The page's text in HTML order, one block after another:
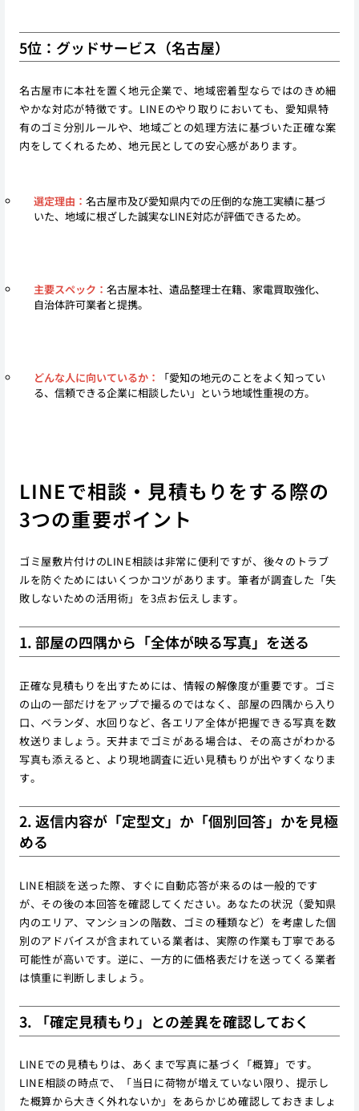
5位：グッドサービス（名古屋）
名古屋市に本社を置く地元企業で、地域密着型ならではのきめ細
やかな対応が特徴です。LINEのやり取りにおいても、愛知県特
有のゴミ分別ルールや、地域ごとの処理方法に基づいた正確な案
内をしてくれるため、地元民としての安心感があります。
選定理由： 名古屋市及び愛知県内での圧倒的な施工実績に基づ
いた、地域に根ざした誠実なLINE対応が評価できるため。
主要スペック： 名古屋本社、遺品整理士在籍、家電買取強化、
自治体許可業者と提携。
どんな人に向いているか：
「愛知の地元のことをよく知ってい
る、信頼できる企業に相談したい」という地域性重視の方。
LINEで相談・見積もりをする際の
3つの重要ポイント
ゴミ屋敷片付けのLINE相談は非常に便利ですが、後々のトラブ
ルを防ぐためにはいくつかコツがあります。筆者が調査した「失
敗しないための活用術」を3点お伝えします。
1. 部屋の四隅から「全体が映る写真」を送る
正確な見積もりを出すためには、情報の解像度が重要です。ゴミ
の山の一部だけをアップで撮るのではなく、部屋の四隅から入り
口、ベランダ、水回りなど、各エリア全体が把握できる写真を数
枚送りましょう。天井までゴミがある場合は、その高さがわかる
写真も添えると、より現地調査に近い見積もりが出やすくなりま
す。
2. 返信内容が「定型文」か「個別回答」かを見極
める
LINE相談を送った際、すぐに自動応答が来るのは一般的です
が、その後の本回答を確認してください。あなたの状況（愛知県
内のエリア、マンションの階数、ゴミの種類など）を考慮した個
別のアドバイスが含まれている業者は、実際の作業も丁寧である
可能性が高いです。逆に、一方的に価格表だけを送ってくる業者
は慎重に判断しましょう。
3. 「確定見積もり」との差異を確認しておく
LINEでの見積もりは、あくまで写真に基づく「概算」です。
LINE相談の時点で、「当日に荷物が増えていない限り、提示し
た概算から大きく外れないか」をあらかじめ確認しておきましょ